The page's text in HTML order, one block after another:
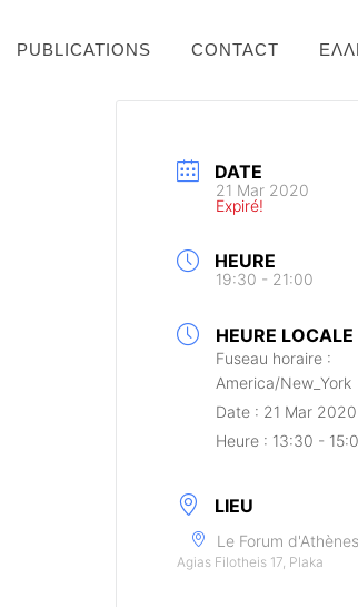
PUBLICATIONS CONTACT
DATE
21 Mar 2020
Expiré!
HEURE
19:30 - 21:00
HEURE LOCALE
Fuseau horaire :
America/New_York
Date : 21 Mar 2020
Heure : 13:30 -
LIEU
Le Forum d'Athènes
Agias Filotheis 17, Plaka